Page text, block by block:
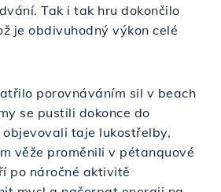
Tak i tak hru dokončilo
je obdivuhodný výkon celé
porovnáváním sil v beach
se pustili dokonce do
taje lukostřelby,
věže proměnili v pétanquové
po náročné aktivitě